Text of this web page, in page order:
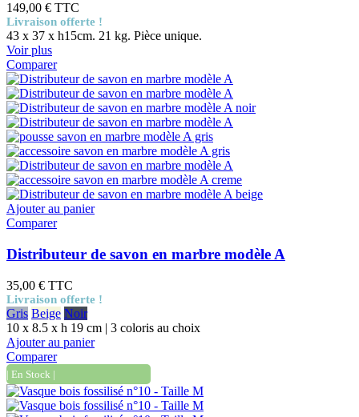
149,00 € TTC
Livraison offerte !
43 x 37 x h15cm. 21 kg. Pièce unique.
Voir plus
Comparer
Ajouter au panier
Comparer
Distributeur de savon en marbre modèle A
35,00 € TTC
Livraison offerte !
Gris Beige Noir
10 x 8.5 x h 19 cm | 3 coloris au choix
Ajouter au panier
Comparer
| En Stock |